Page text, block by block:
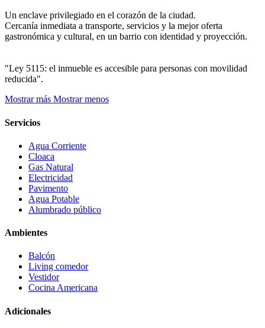
Un enclave privilegiado en el corazón de la ciudad.
Cercanía inmediata a transporte, servicios y la mejor oferta
gastronómica y cultural, en un barrio con identidad y proyección.
"Ley 5115: el inmueble es accesible para personas con movilidad
reducida".
Mostrar más Mostrar menos
Servicios
Agua Corriente
Cloaca
Gas Natural
Electricidad
Pavimento
Agua Potable
Alumbrado público
Ambientes
Balcón
Living comedor
Vestidor
Cocina Americana
Adicionales